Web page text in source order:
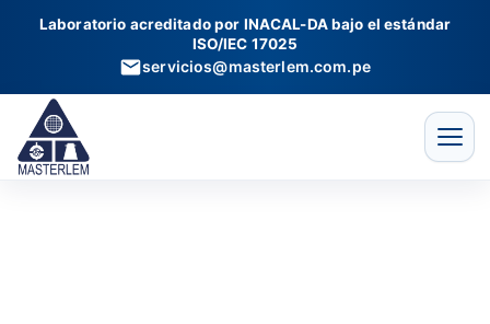
Laboratorio acreditado por INACAL-DA bajo el estándar
ISO/IEC 17025
servicios@masterlem.com.pe
4"
8"
cantidad